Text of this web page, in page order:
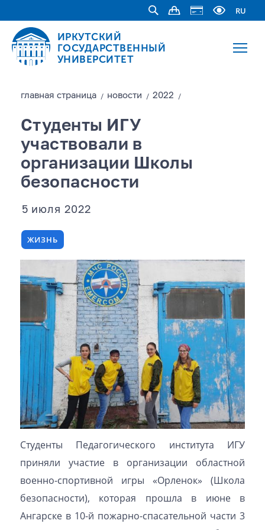
RU
ИРКУТСКИЙ
ГОСУДАРСТВЕННЫЙ
УНИВЕРСИТЕТ
главная страницa / новости / 2022 /
Студенты ИГУ
участвовали в
организации Школы
безопасности
5 июля 2022
ЖИЗНЬ
Студенты Педагогического института ИГУ
приняли участие в организации областной
военно-спортивной игры «Орленок» (Школа
безопасности), которая прошла в июне в
Ангарске в 10-й пожарно-спасательной части 3